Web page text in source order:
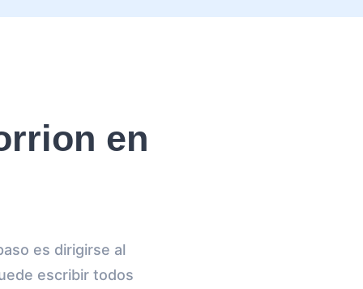
en
es dirigirse al
escribir todos